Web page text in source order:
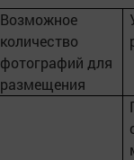
Возможное
количество
фотографий для
размещения